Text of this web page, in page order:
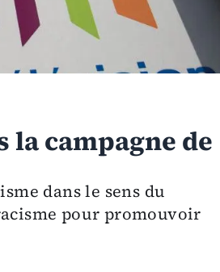
campagne de
dans le sens du
pour promouvoir